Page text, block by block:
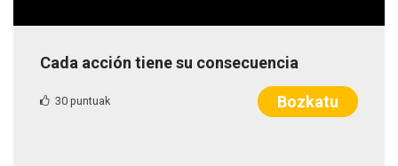
Cada acción tiene su consecuencia
30 puntuak Bozkatu